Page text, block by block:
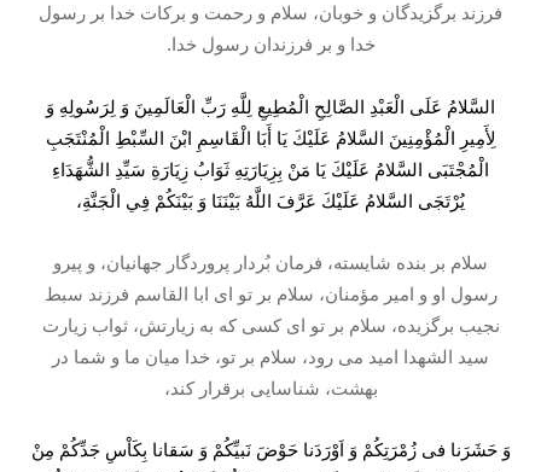
فرزند برگزيدگان و خوبان، سلام و رحمت و بركات خدا بر رسول
خدا و بر فرزندان رسول خدا.
السَّلامُ عَلَى الْعَبْدِ الصَّالِحِ الْمُطِيعِ لِلَّهِ رَبِّ الْعَالَمِينَ وَ لِرَسُولِهِ وَ
لِأَمِيرِ الْمُؤْمِنِينَ السَّلامُ عَلَيْكَ يَا أَبَا الْقَاسِمِ ابْنَ السِّبْطِ الْمُنْتَجَبِ
الْمُجْتَبَى السَّلامُ عَلَيْكَ يَا مَنْ بِزِيَارَتِهِ ثَوَابُ زِيَارَةِ سَيِّدِ الشُّهَدَاءِ
يُرْتَجَى السَّلامُ عَلَيْكَ عَرَّفَ اللَّهُ بَيْنَنَا وَ بَيْنَكُمْ فِي الْجَنَّةِ،
سلام بر بنده شايسته، فرمان بُردار پروردگار جهانيان، و پيرو
رسول او و امير مؤمنان، سلام بر تو اى ابا القاسم فرزند سبط
نجيب برگزيده، سلام بر تو اى كسی كه به زيارتش، ثواب زيارت
سيد الشهدا اميد می رود، سلام بر تو، خدا ميان ما و شما در
بهشت، شناسايى برقرار كند،
وَ حَشَرَنا فی زُمْرَتِكُمْ وَ اَوْرَدَنا حَوْضَ نَبیِّكُمْ وَ سَقانا بِكَاْسِ جَدِّكُمْ مِنْ